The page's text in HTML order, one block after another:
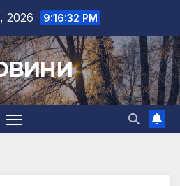
2026 9:16:32 PM